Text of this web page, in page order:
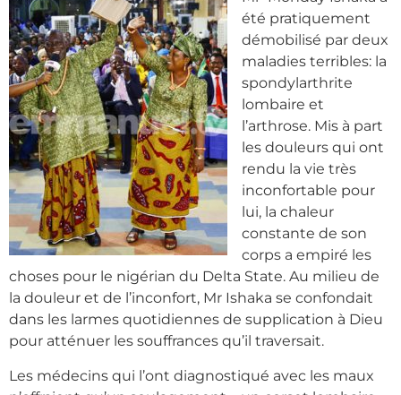
été pratiquement
démobilisé par deux
maladies terribles: la
spondylarthrite
lombaire et
l’arthrose. Mis à part
les douleurs qui ont
rendu la vie très
inconfortable pour
lui, la chaleur
constante de son
corps a empiré les
choses pour le nigérian du Delta State. Au milieu de
la douleur et de l’inconfort, Mr Ishaka se confondait
dans les larmes quotidiennes de supplication à Dieu
pour atténuer les souffrances qu’il traversait.
Les médecins qui l’ont diagnostiqué avec les maux